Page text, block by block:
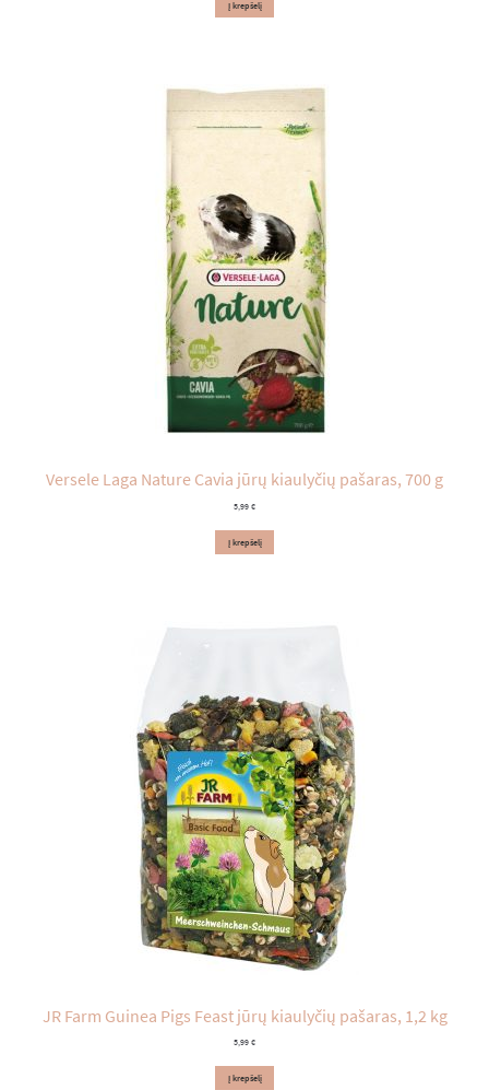
Į krepšelį
Versele Laga Nature Cavia jūrų kiaulyčių pašaras, 700 g
5,99 €
Į krepšelį
JR Farm Guinea Pigs Feast jūrų kiaulyčių pašaras, 1,2 kg
5,99 €
Į krepšelį